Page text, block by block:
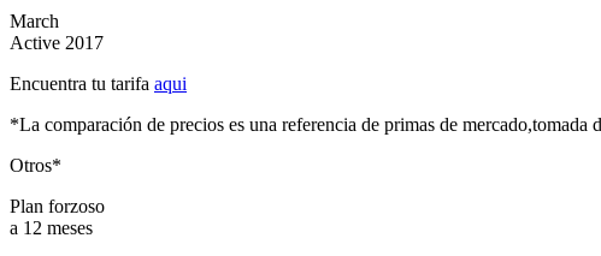
March
Active 2017
Encuentra tu tarifa aqui
*La comparación de precios es una referencia de primas de
Otros*
Plan forzoso
a 12 meses